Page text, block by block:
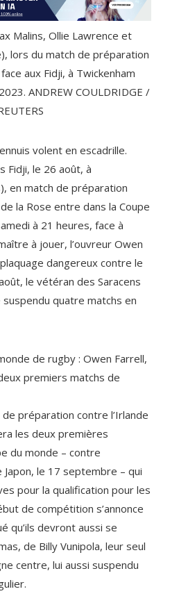
Malins, Ollie Lawrence et
lors du match de préparation
aux Fidji, à Twickenham
ANDREW COULDRIDGE /
volent en escadrille.
Fidji, le 26 août, à
en match de préparation
la Rose entre dans la Coupe
à 21 heures, face à
à jouer, l’ouvreur Owen
plaquage dangereux contre le
le vétéran des Saracens
quatre matchs en
de rugby : Owen Farrell,
premiers matchs de
préparation contre l’Irlande
les deux premières
du monde – contre
Japon, le 17 septembre – qui
pour la qualification pour les
de compétition s’annonce
qu’ils devront aussi se
de Billy Vunipola, leur seul
centre, lui aussi suspendu